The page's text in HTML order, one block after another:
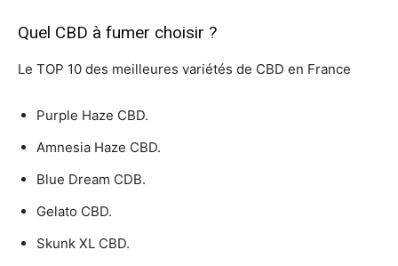
Quel CBD à fumer choisir ?
Le TOP 10 des meilleures variétés de CBD en France
Purple Haze CBD.
Amnesia Haze CBD.
Blue Dream CDB.
Gelato CBD.
Skunk XL CBD.